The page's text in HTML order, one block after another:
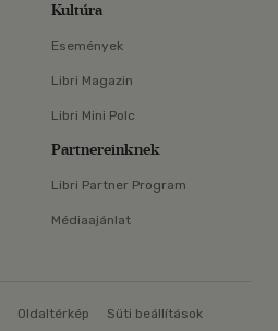
Kultúra
Események
Libri Magazin
Libri Mini Polc
Partnereinknek
Libri Partner Program
Médiaajánlat
Oldaltérkép Süti beállítások